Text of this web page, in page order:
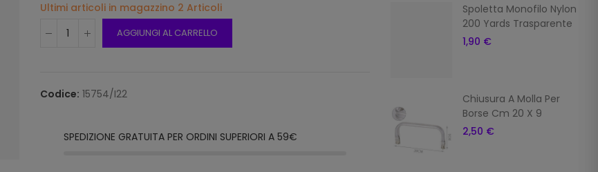
Ultimi articoli in magazzino 2 Articoli
AGGIUNGI AL CARRELLO
Codice: 15754/I22
SPEDIZIONE GRATUITA PER ORDINI SUPERIORI A 59€
Spoletta Monofilo Nylon
200 Yards Trasparente
1,90 €
Chiusura A Molla Per
Borse Cm 20 X 9
2,50 €